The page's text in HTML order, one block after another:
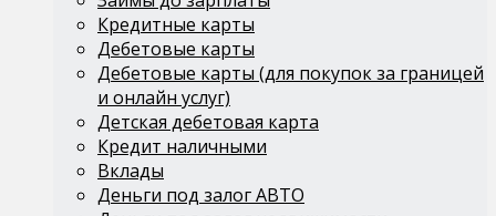
Кредитные карты
Дебетовые карты
Дебетовые карты (для покупок за границей
и онлайн услуг)
Детская дебетовая карта
Кредит наличными
Вклады
Деньги под залог АВТО